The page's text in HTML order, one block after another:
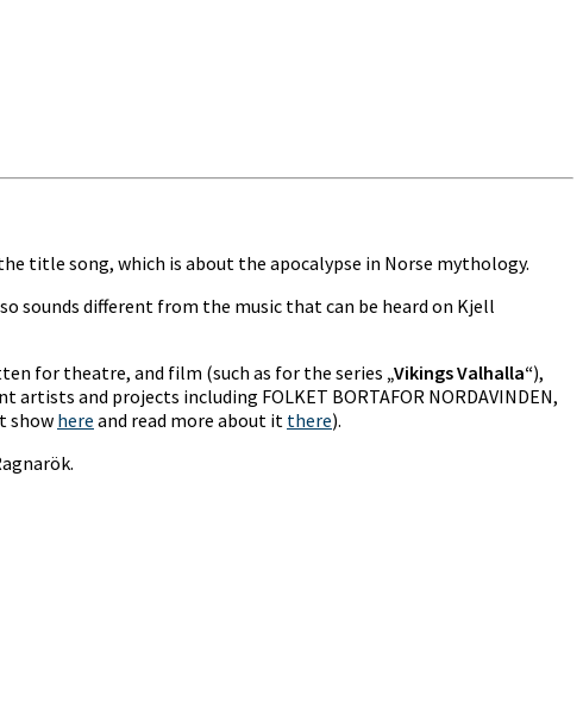
title song, which is about the apocalypse in Norse mythology.
sounds different from the music that can be heard on Kjell
for theatre, and film (such as for the series „Vikings Valhalla“),
artists and projects including FOLKET BORTAFOR NORDAVINDEN,
show here and read more about it there).